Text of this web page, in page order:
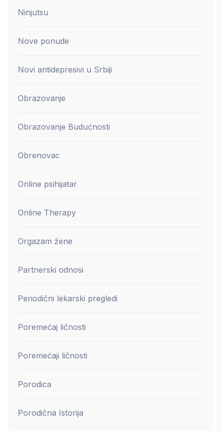
Ninjutsu
Nove ponude
Novi antidepresivi u Srbiji
Obrazovanje
Obrazovanje Budućnosti
Obrenovac
Online psihijatar
Online Therapy
Orgazam žene
Partnerski odnosi
Periodični lekarski pregledi
Poremećaj ličnosti
Poremećaji ličnosti
Porodica
Porodična Istorija